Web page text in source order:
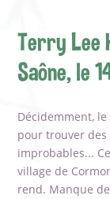
Terry Lee
Saône, le
Décidemment,
pour trouver
improbables...
village de
rend. Manque